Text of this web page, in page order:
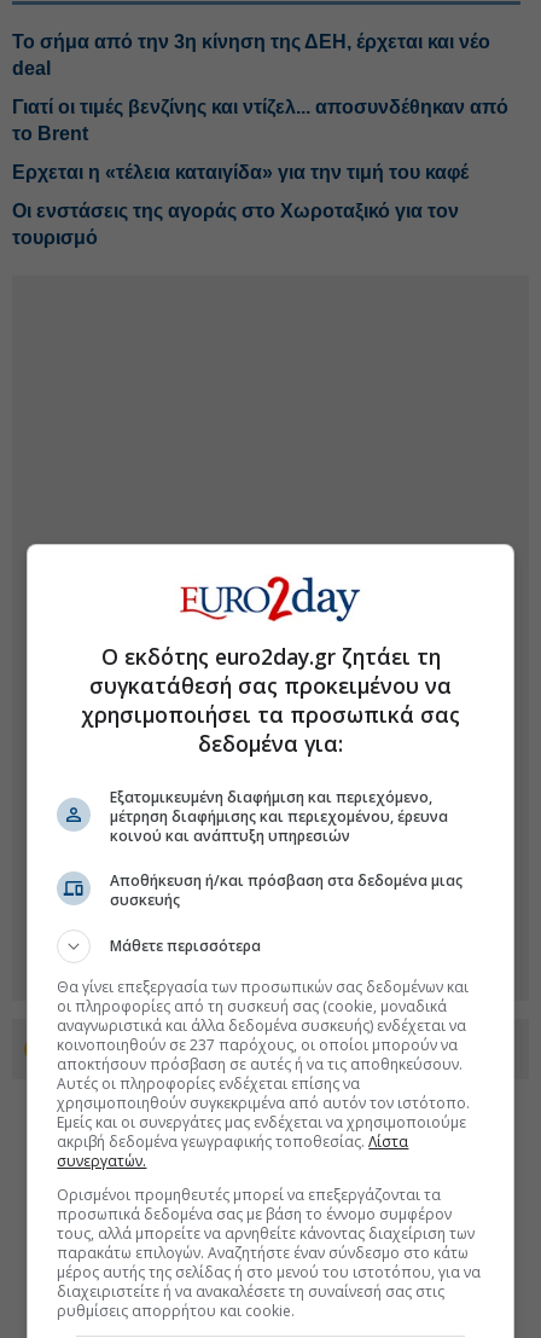
Το σήμα από την 3η κίνηση της ΔΕΗ, έρχεται και νέο
deal
Γιατί οι τιμές βενζίνης και ντίζελ... αποσυνδέθηκαν από
το Brent
Ερχεται η «τέλεια καταιγίδα» για την τιμή του καφέ
Οι ενστάσεις της αγοράς στο Χωροταξικό για τον
τουρισμό
Προσθέστε το euro2day.gr στο Discover
Ο εκδότης euro2day.gr ζητάει τη
συγκατάθεσή σας προκειμένου να
χρησιμοποιήσει τα προσωπικά σας
δεδομένα για:
Εξατομικευμένη διαφήμιση και περιεχόμενο,
μέτρηση διαφήμισης και περιεχομένου, έρευνα
κοινού και ανάπτυξη υπηρεσιών
Αποθήκευση ή/και πρόσβαση στα δεδομένα μιας
συσκευής
Μάθετε περισσότερα
Θα γίνει επεξεργασία των προσωπικών σας δεδομένων και
οι πληροφορίες από τη συσκευή σας (cookie, μοναδικά
αναγνωριστικά και άλλα δεδομένα συσκευής) ενδέχεται να
κοινοποιηθούν σε 237 παρόχους, οι οποίοι μπορούν να
αποκτήσουν πρόσβαση σε αυτές ή να τις αποθηκεύσουν.
Αυτές οι πληροφορίες ενδέχεται επίσης να
χρησιμοποιηθούν συγκεκριμένα από αυτόν τον ιστότοπο.
Εμείς και οι συνεργάτες μας ενδέχεται να χρησιμοποιούμε
ακριβή δεδομένα γεωγραφικής τοποθεσίας.Λίστα
συνεργατών.
Ορισμένοι προμηθευτές μπορεί να επεξεργάζονται τα
προσωπικά δεδομένα σας με βάση το έννομο συμφέρον
τους, αλλά μπορείτε να αρνηθείτε κάνοντας διαχείριση των
παρακάτω επιλογών. Αναζητήστε έναν σύνδεσμο στο κάτω
μέρος αυτής της σελίδας ή στο μενού του ιστοτόπου, για να
διαχειριστείτε ή να ανακαλέσετε τη συναίνεσή σας στις
ρυθμίσεις απορρήτου και cookie.